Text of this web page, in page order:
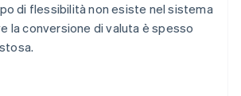
di flessibilità non esiste nel sistema
la conversione di valuta è spesso